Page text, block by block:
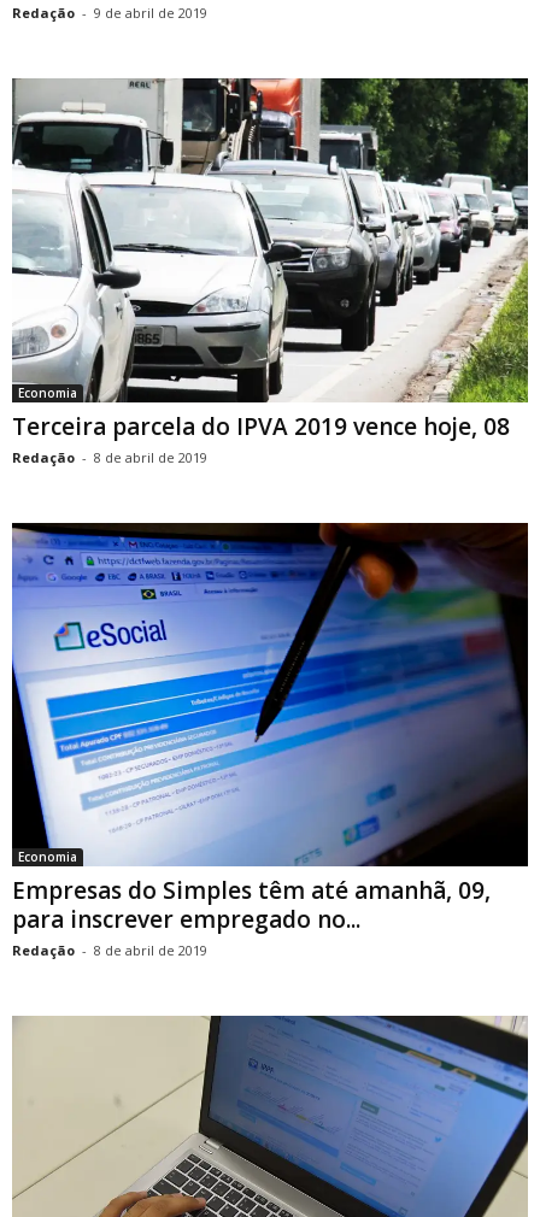
Redação - 9 de abril de 2019
Economia
Terceira parcela do IPVA 2019 vence hoje, 08
Redação - 8 de abril de 2019
Economia
Empresas do Simples têm até amanhã, 09,
para inscrever empregado no...
Redação - 8 de abril de 2019